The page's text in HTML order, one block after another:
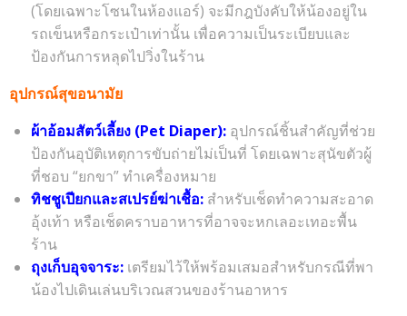
(โดยเฉพาะโซนในห้องแอร์) จะมีกฎบังคับให้น้องอยู่ใน
รถเข็นหรือกระเป๋าเท่านั้น เพื่อความเป็นระเบียบและ
ป้องกันการหลุดไปวิ่งในร้าน
อุปกรณ์สุขอนามัย
ผ้าอ้อมสัตว์เลี้ยง (Pet Diaper): อุปกรณ์ชิ้นสำคัญที่ช่วย
ป้องกันอุบัติเหตุการขับถ่ายไม่เป็นที่ โดยเฉพาะสุนัขตัวผู้
ที่ชอบ “ยกขา” ทำเครื่องหมาย
ทิชชูเปียกและสเปรย์ฆ่าเชื้อ: สำหรับเช็ดทำความสะอาด
อุ้งเท้า หรือเช็ดคราบอาหารที่อาจจะหกเลอะเทอะพื้น
ร้าน
ถุงเก็บอุจจาระ: เตรียมไว้ให้พร้อมเสมอสำหรับกรณีที่พา
น้องไปเดินเล่นบริเวณสวนของร้านอาหาร